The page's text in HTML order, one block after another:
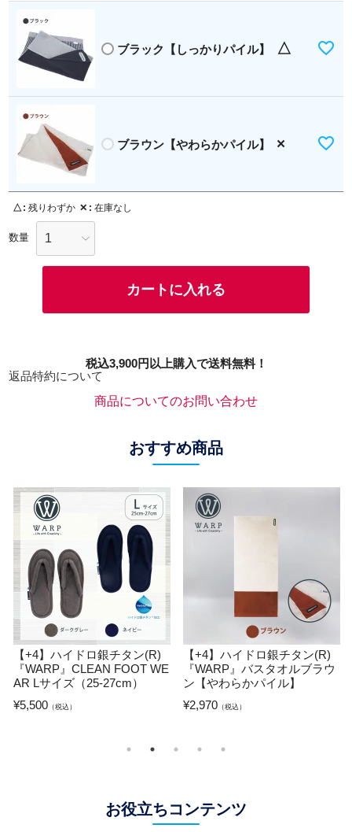
ブラック【しっかりパイル】 △
ブラウン【やわらかパイル】 ×
△ 残りわずか ✕ 在庫なし
カートに入れる
税込3,900円以上購入で送料無料！
返品特約について
商品についてのお問い合わせ
おすすめ商品
【+2】ハイドロ銀チタン(R)
『Disney(ディズニー)』パタ
ーン フェイスタオル
¥1,760（税込）
【+4】ハイドロ銀チタン(R)
『WARP』バスマット
¥3,960
お役立ちコンテンツ